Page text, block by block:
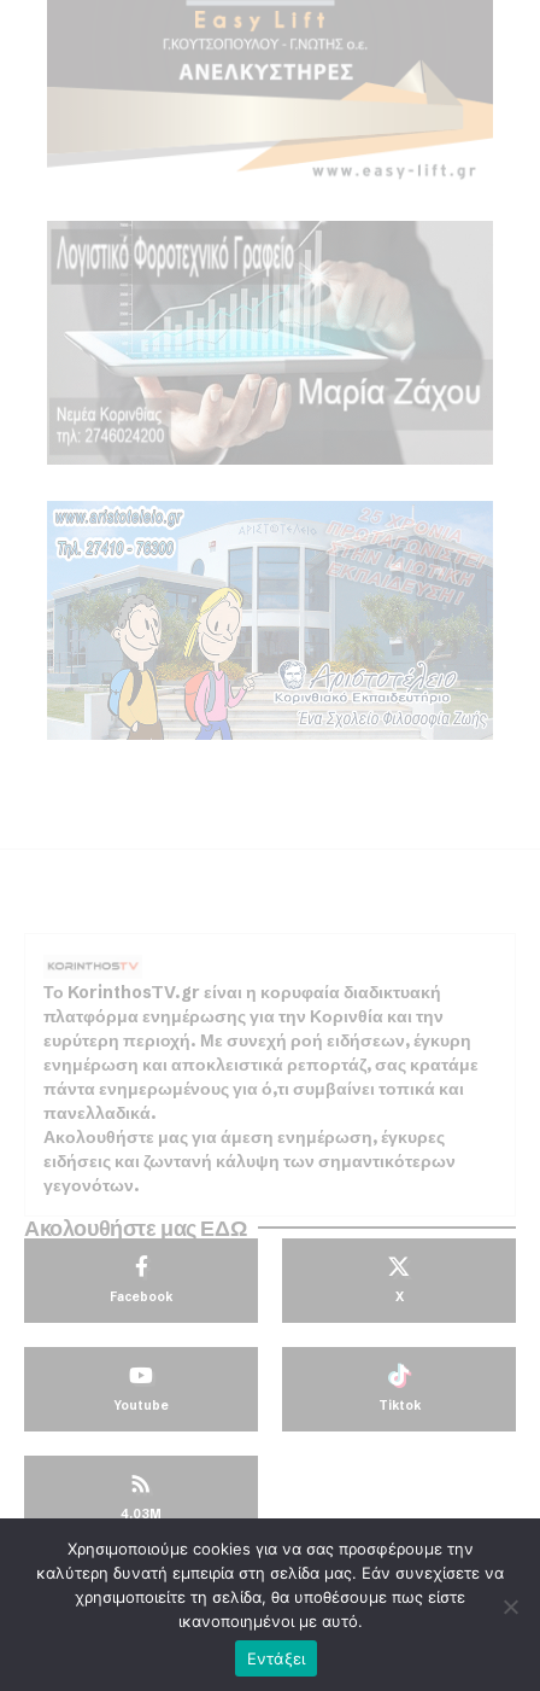
Το KorinthosTV.gr είναι η κορυφαία διαδικτυακή
πλατφόρμα ενημέρωσης για την Κορινθία και την
ευρύτερη περιοχή. Με συνεχή ροή ειδήσεων, έγκυρη
ενημέρωση και αποκλειστικά ρεπορτάζ, σας κρατάμε
πάντα ενημερωμένους για ό,τι συμβαίνει τοπικά και
πανελλαδικά.
Ακολουθήστε μας για άμεση ενημέρωση, έγκυρες
ειδήσεις και ζωντανή κάλυψη των σημαντικότερων
γεγονότων.
Ακολουθήστε μας ΕΔΩ
Facebook X
Youtube Tiktok
4.03M
© KorinthosTV @2025
Χρησιμοποιούμε cookies για να σας προσφέρουμε την
καλύτερη δυνατή εμπειρία στη σελίδα μας. Εάν συνεχίσετε να
χρησιμοποιείτε τη σελίδα, θα υποθέσουμε πως είστε
ικανοποιημένοι με αυτό.
Εντάξει